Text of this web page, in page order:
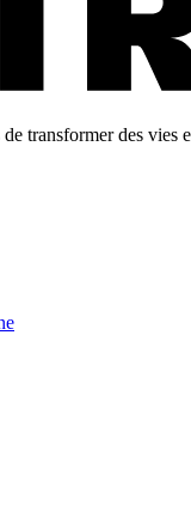
transformer des